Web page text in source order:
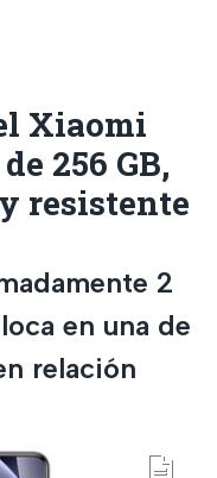
Xiaomi
256 GB,
resistente
2
en una de
relación